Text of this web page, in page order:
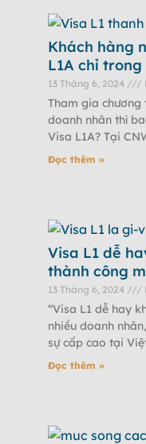
Khách hàng
L1A chỉ
13 Tháng 6, 2024
Tham gia chương
doanh nhân thì
Visa L1A? Tại
Đọc thêm »
Visa L1 dễ
thành công
13 Tháng 6, 2024
“Visa L1 dễ hay
nhiều doanh
sự cấp cao tại
cơ
Đọc thêm »